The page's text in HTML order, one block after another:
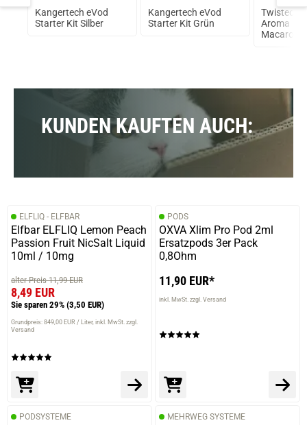
Kangertech eVod
Starter Kit Silber
Kangertech eVod
Starter Kit Grün
Twisted
Aroma
KUNDEN KAUFTEN AUCH:
ELFLIQ - ELFBAR
Elfbar ELFLIQ Lemon Peach
Passion Fruit NicSalt Liquid
10ml / 10mg
alter Preis 11,99 EUR
8,49 EUR
Sie sparen 29% (3,50 EUR)
Grundpreis: 849,00 EUR / Liter inkl. MwSt. zzgl.
Versand
PODS
OXVA Xlim Pro Pod 2ml
Ersatzpods 3er Pack
0,8Ohm
11,90 EUR*
inkl. MwSt. zzgl. Versand
PODSYSTEME MEHRWEG SYSTEME